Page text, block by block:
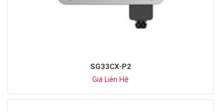
SG33CX-P2
Giá Liên Hệ